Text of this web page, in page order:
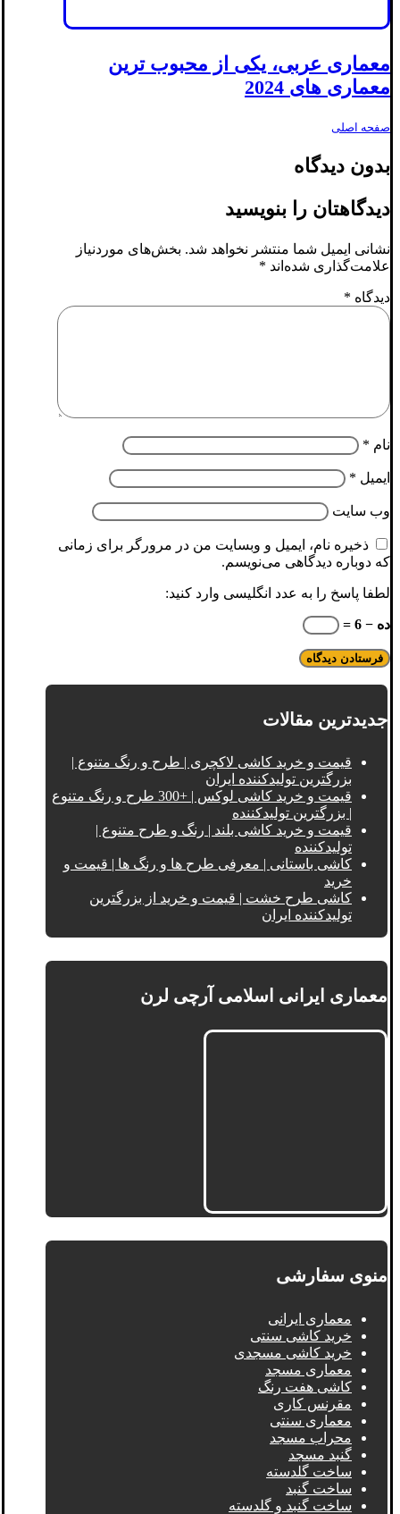
معماری عربی، یکی از محبوب ترین
معماری های 2024
صفحه اصلی
بدون دیدگاه
دیدگاهتان را بنویسید
نشانی ایمیل شما منتشر نخواهد شد. بخش‌های موردنیاز
علامت‌گذاری شده‌اند *
دیدگاه *
نام *
ایمیل *
وب‌ سایت
ذخیره نام، ایمیل و وبسایت من در مرورگر برای زمانی
که دوباره دیدگاهی می‌نویسم.
لطفا پاسخ را به عدد انگلیسی وارد کنید:
ده − 6 =
جدیدترین مقالات
قیمت و خرید کاشی لاکچری | طرح و رنگ متنوع |
بزرگترین تولیدکننده ایران
قیمت و خرید کاشی لوکس | +300 طرح و رنگ متنوع
| بزرگترین تولیدکننده
قیمت و خرید کاشی بلند | رنگ و طرح متنوع |
تولیدکننده
کاشی باستانی | معرفی طرح ها و رنگ ها | قیمت و
خرید
کاشی طرح خشت | قیمت و خرید از بزرگترین
تولیدکننده ایران
معماری ایرانی اسلامی آرچی لرن
منوی سفارشی
معماری ایرانی
خرید کاشی سنتی
خرید کاشی مسجدی
معماری مسجد
کاشی هفت رنگ
مقرنس کاری
معماری سنتی
محراب مسجد
گنبد مسجد
ساخت گلدسته
ساخت گنبد
ساخت گنبد و گلدسته